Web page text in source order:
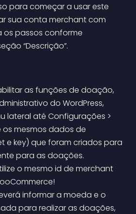
para começar a usar este
sua conta merchant com
os passos conforme
“Descrição”.
as funções de doação,
do WordPress,
lateral até Configurações >
os mesmos dados de
e key) que foram criados para
para as doações.
o mesmo id de merchant
para realizar as doações,